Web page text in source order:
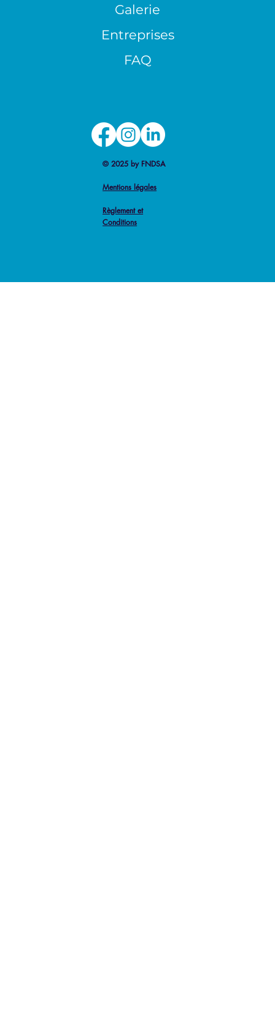
Galerie
Entreprises
FAQ
© 2025 by FNDSA
Mentions légales
Règlement et
Conditions